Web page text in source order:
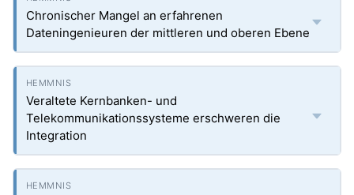
Chronischer Mangel an erfahrenen
Dateningenieuren der mittleren und oberen Ebene
Veraltete Kernbanken- und
Telekommunikationssysteme erschweren die
Integration